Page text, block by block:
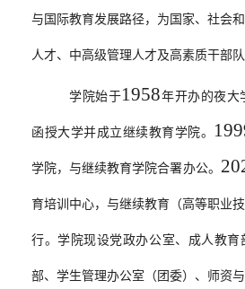
与 国际教育发展路径，为国家、社会
人才、中高级管理人才及高素质干部队
学院始于1958年开办的夜大
函授大学并成立继续教育学院。
学院，与继续教育学院合署办公。
育培训中心，与继续教育（高等职业
行。学院现设党政办公室、成人教育
部、学生管理办公室（团委）、师资